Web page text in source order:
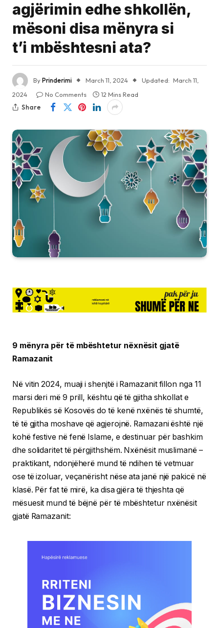
agjërimin edhe shkollën,
mësoni disa mënyra si
t’i mbështesni ata?
ByPrinderimi March 11, 2024 Updated: March 11,
2024
No Comments
12 Mins Read
Share
9 mënyra për të mbështetur nëxnësit gjatë
Ramazanit
Në vitin 2024, muaji i shenjtë i Ramazanit fillon nga 11
marsi deri më 9 prill, kështu që të gjitha shkollat e
Republikës së Kosovës do të kenë nxënës të shumtë,
të të gjitha moshave që agjerojnë. Ramazani është një
kohë festive në fenë Islame, e destinuar për bashkim
dhe solidaritet të përgjithshëm. Nxënësit muslimanë –
praktikant, ndonjëherë mund të ndihen të vetmuar
ose të izoluar, veçanërisht nëse ata janë një pakicë në
klasë. Për fat të mirë, ka disa gjëra të thjeshta që
mësuesit mund të bëjnë për të mbështetur nxënësit
gjatë Ramazanit: